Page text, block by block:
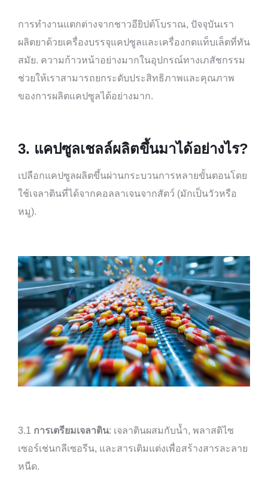
การทำงานแตกต่างจากชาวอียิปต์โบราณ, ปัจจุบันเรา
ผลิตยาด้วยเครื่องบรรจุแคปซูลและเครื่องกดแท็บเล็ตที่ทัน
สมัย. ความก้าวหน้าอย่างมากในอุปกรณ์ทางเภสัชกรรม
ช่วยให้เราสามารถยกระดับประสิทธิภาพและคุณภาพ
ของการผลิตแคปซูลได้อย่างมาก.
3. แคปซูลเชลล์ผลิตขึ้นมาได้อย่างไร?
เปลือกแคปซูลผลิตขึ้นผ่านกระบวนการหลายขั้นตอนโดย
ใช้เจลาตินที่ได้จากคอลลาเจนจากสัตว์ (มักเป็นวัวหรือ
หมู).
3.1 การเตรียมเจลาติน: เจลาตินผสมกับน้ำ, พลาสติไซ
เซอร์เช่นกลีเซอรีน, และสารเติมแต่งเพื่อสร้างสารละลาย
หนืด.